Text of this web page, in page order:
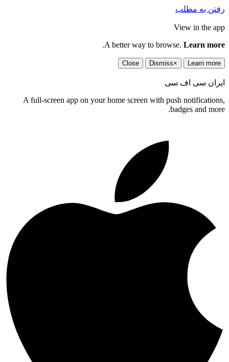
رفتن به مطلب
View in the app
A better way to browse. Learn more
.
Learn more
×
Dismiss
Close
ایران سی اف سی
A full-screen app on your home screen with push notifications,
badges and more.